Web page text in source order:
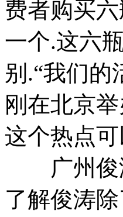
费者购买
一个.这六
别.“我们的
刚在北京
这个热点
广州俊涛
了解俊涛